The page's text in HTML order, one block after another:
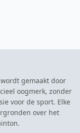
gemaakt door
oogmerk, zonder
voor de sport. Elke
over het